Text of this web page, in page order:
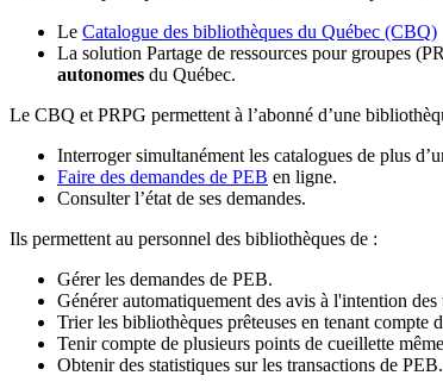
Le Catalogue des bibliothèques du Québec (CBQ)
La solution Partage de ressources pour groupes
autonomes du Québec.
Le CBQ et PRPG permettent à l’abonné d’une
Interroger simultanément les catalogues de plus
Faire des demandes de PEB en ligne.
Consulter l’état de ses demandes.
Ils permettent au personnel des bibliothèques de :
Gérer les demandes de PEB.
Générer automatiquement des avis à l'intention des
Trier les bibliothèques prêteuses en tenant compte
Tenir compte de plusieurs points de cueillette
Obtenir des statistiques sur les transactions de PEB.